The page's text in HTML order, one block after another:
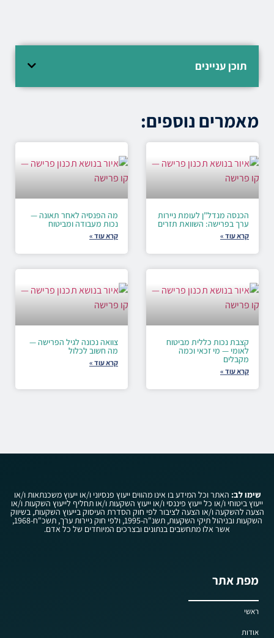
תוכן עניינים
מאמרים נוספים:
הכנסה מנדל"ן לעומת ניירות
ערך בפרישה: השוואת תזרים
קרא עוד »
מה הפנסיה לאחר תאונה —
נכות מעבודה ומביטוח
קרא עוד »
קצבת נכות כללית מביטוח
לאומי — מי זכאי וכמה
מקבלים
קרא עוד »
צוואה נכונה לגיל הפרישה —
מה חשוב לכלול
קרא עוד »
שימו לב: האתר וכל המידע בו אינו מהווים ייעוץ פנסיוני ו/או ייעוץ משכנתאות ו/או
ייעוץ ביטוחי ו/או כל ייעוץ פיננסי ו/או ייעוץ השקעות ו/או תחליף לייעוץ השקעות ו/או
הצעה להשקעה ו/או הצעה לציבור לפי חוק הסדרת העיסוק בייעוץ השקעות, בשיווק
השקעות ובניהול תיקי השקעות, תשנ"ה-1995, ולפי חוק ניירות ערך, תשכ"ח-1968,
אשר אלו מתחשבים בנתונים ובצרכים המיוחדים של כל אדם.
מפת אתר
ראשי
אודות